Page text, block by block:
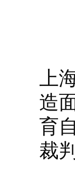
上
造
育
裁